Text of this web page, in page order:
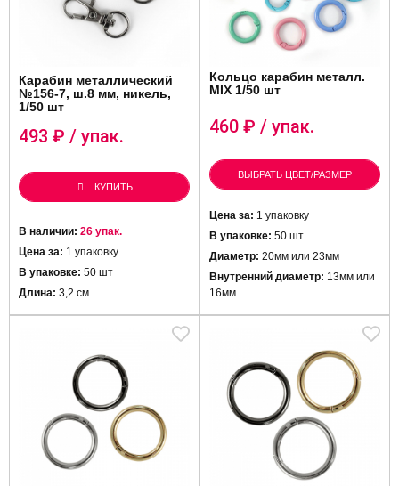
Карабин металлический
№156-7, ш.8 мм, никель,
1/50 шт
493 ₽ / упак.
КУПИТЬ
В наличии: 26 упак.
Цена за: 1 упаковку
В упаковке: 50 шт
Длина: 3,2 см
Кольцо карабин металл.
MIX 1/50 шт
460 ₽ / упак.
ВЫБРАТЬ ЦВЕТ/РАЗМЕР
Цена за: 1 упаковку
В упаковке: 50 шт
Диаметр: 20мм или 23мм
Внутренний диаметр: 13мм или
16мм